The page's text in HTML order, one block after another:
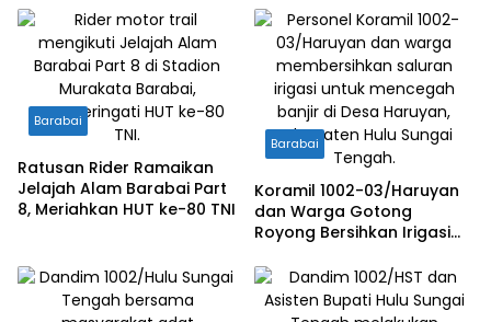
Barabai
Ratusan Rider Ramaikan
Jelajah Alam Barabai Part
8, Meriahkan HUT ke-80 TNI
Barabai
Koramil 1002-03/Haruyan
dan Warga Gotong
Royong Bersihkan Irigasi